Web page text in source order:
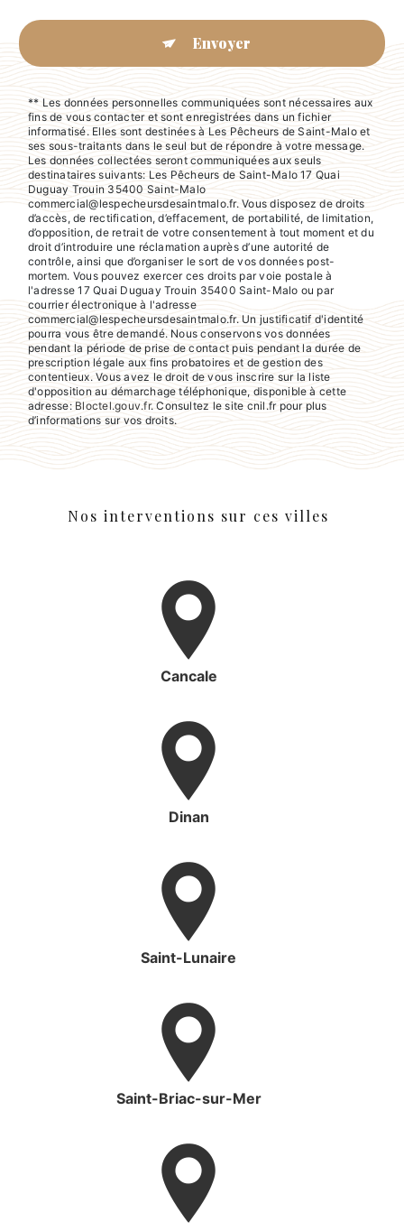
Envoyer
** Les données personnelles communiquées sont nécessaires aux
fins de vous contacter et sont enregistrées dans un fichier
informatisé. Elles sont destinées à Les Pêcheurs de Saint-Malo et
ses sous-traitants dans le seul but de répondre à votre message.
Les données collectées seront communiquées aux seuls
destinataires suivants: Les Pêcheurs de Saint-Malo 17 Quai
Duguay Trouin 35400 Saint-Malo
commercial@lespecheursdesaintmalo.fr. Vous disposez de droits
d’accès, de rectification, d’effacement, de portabilité, de limitation,
d’opposition, de retrait de votre consentement à tout moment et du
droit d’introduire une réclamation auprès d’une autorité de
contrôle, ainsi que d’organiser le sort de vos données post-
mortem. Vous pouvez exercer ces droits par voie postale à
l'adresse 17 Quai Duguay Trouin 35400 Saint-Malo ou par
courrier électronique à l'adresse
commercial@lespecheursdesaintmalo.fr. Un justificatif d'identité
pourra vous être demandé. Nous conservons vos données
pendant la période de prise de contact puis pendant la durée de
prescription légale aux fins probatoires et de gestion des
contentieux. Vous avez le droit de vous inscrire sur la liste
d'opposition au démarchage téléphonique, disponible à cette
adresse:Bloctel.gouv.fr. Consultez le site cnil.fr pour plus
d’informations sur vos droits.
Nos interventions sur ces villes
Cancale
Dinan
Saint-Lunaire
Saint-Briac-sur-Mer